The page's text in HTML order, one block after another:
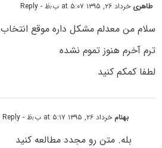
طاهری خرداد ۲۶, ۱۳۹۵ at ۵:۰۷ ب٫ظ - Reply
سلام من معدلم مشکل داره موقع
ترم آخرم هنوز تموم نشده
لطفا کمکم کنید
بهنام خرداد ۲۶, ۱۳۹۵ at ۵:۱۷ ب٫ظ - Reply
بله. متن رو مجدد مطالعه کنید